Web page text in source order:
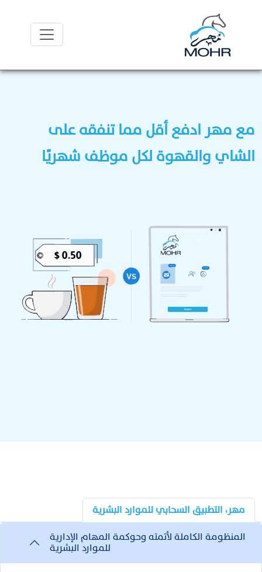
مع مهر ادفع أقل مما تنفقه على
الشاي والقهوة لكل موظف شهريًا
مهر، التطبيق السحابي للموارد البشرية
المنظومة الكاملة لأتمته وحوكمة المهام الإدارية
للموارد البشرية